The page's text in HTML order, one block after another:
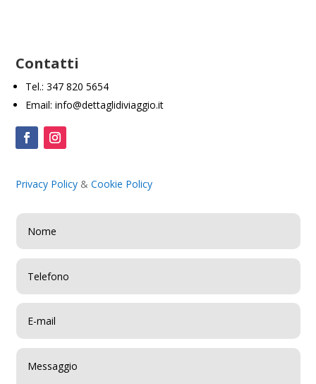
Contatti
Tel.: 347 820 5654
Email: info@dettaglidiviaggio.it
Privacy Policy &Cookie Policy